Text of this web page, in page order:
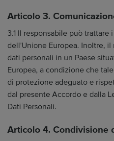
Articolo 3.
3.1 Il responsabile può trattare
dell'Unione Europea. Inoltre,
dati personali in un Paese
Europea, a condizione che
di protezione adeguato e
dal presente Accordo e dalla
Dati Personali.
Articolo 4. Condivisione